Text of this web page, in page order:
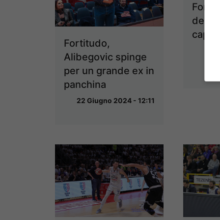
Fortitudo,
Alibegovic spinge
per un grande ex in
panchina
22 Giugno 2024 - 12:11
18